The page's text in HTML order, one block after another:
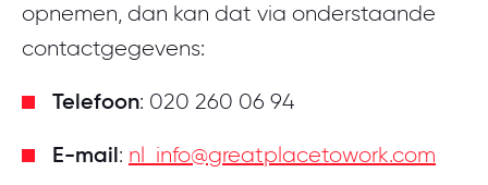
opnemen, dan kan dat via onderstaande
contactgegevens:
Telefoon: 020 260 06 94
E-mail: nl_info@greatplacetowork.com